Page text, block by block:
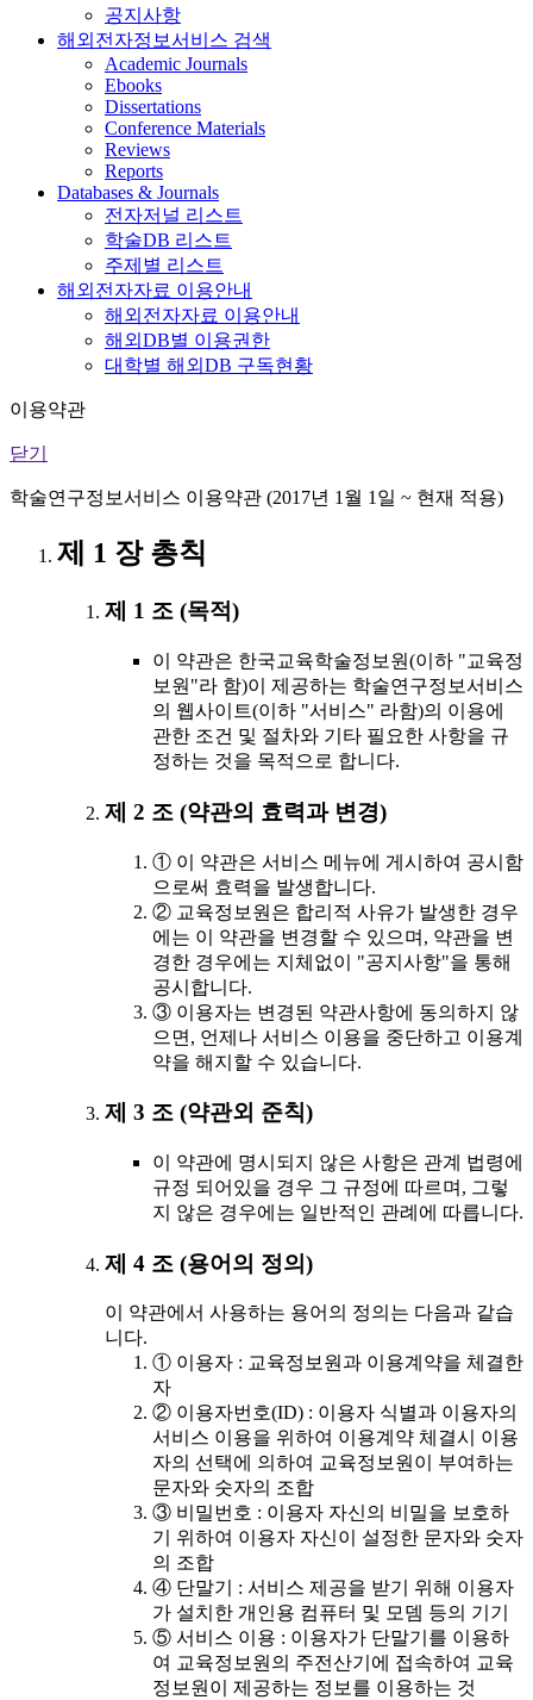
공지사항
해외전자정보서비스 검색
Academic Journals
Ebooks
Dissertations
Conference Materials
Reviews
Reports
Databases & Journals
전자저널 리스트
학술DB 리스트
주제별 리스트
해외전자자료 이용안내
해외전자자료 이용안내
해외DB별 이용권한
대학별 해외DB 구독현황
이용약관
닫기
학술연구정보서비스 이용약관 (2017년 1월 1일 ~ 현재 적용)
제 1 장 총칙
제 1 조 (목적)
이 약관은 한국교육학술정보원(이하 "교육정
보원"라 함)이 제공하는 학술연구정보서비스
의 웹사이트(이하 "서비스" 라함)의 이용에
관한 조건 및 절차와 기타 필요한 사항을 규
정하는 것을 목적으로 합니다.
제 2 조 (약관의 효력과 변경)
① 이 약관은 서비스 메뉴에 게시하여 공시함
으로써 효력을 발생합니다.
② 교육정보원은 합리적 사유가 발생한 경우
에는 이 약관을 변경할 수 있으며, 약관을 변
경한 경우에는 지체없이 "공지사항"을 통해
공시합니다.
③ 이용자는 변경된 약관사항에 동의하지 않
으면, 언제나 서비스 이용을 중단하고 이용계
약을 해지할 수 있습니다.
제 3 조 (약관외 준칙)
이 약관에 명시되지 않은 사항은 관계 법령에
규정 되어있을 경우 그 규정에 따르며, 그렇
지 않은 경우에는 일반적인 관례에 따릅니다.
제 4 조 (용어의 정의)
이 약관에서 사용하는 용어의 정의는 다음과 같습
니다.
① 이용자 : 교육정보원과 이용계약을 체결한
자
② 이용자번호(ID) : 이용자 식별과 이용자의
서비스 이용을 위하여 이용계약 체결시 이용
자의 선택에 의하여 교육정보원이 부여하는
문자와 숫자의 조합
③ 비밀번호 : 이용자 자신의 비밀을 보호하
기 위하여 이용자 자신이 설정한 문자와 숫자
의 조합
④ 단말기 : 서비스 제공을 받기 위해 이용자
가 설치한 개인용 컴퓨터 및 모뎀 등의 기기
⑤ 서비스 이용 : 이용자가 단말기를 이용하
여 교육정보원의 주전산기에 접속하여 교육
정보원이 제공하는 정보를 이용하는 것